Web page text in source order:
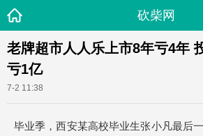
砍柴网
老牌超市人人乐上市8年亏4年
亏1亿
7-2 11:38
毕业季，西安某高校毕业生张小凡最后